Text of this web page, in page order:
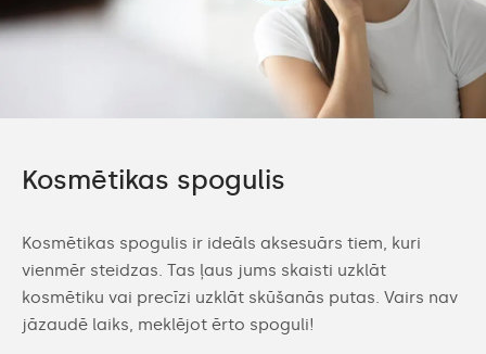
Kosmētikas spogulis
Kosmētikas spogulis ir ideāls aksesuārs tiem, kuri
vienmēr steidzas. Tas ļaus jums skaisti uzklāt
kosmētiku vai precīzi uzklāt skūšanās putas. Vairs nav
jāzaudē laiks, meklējot ērto spoguli!